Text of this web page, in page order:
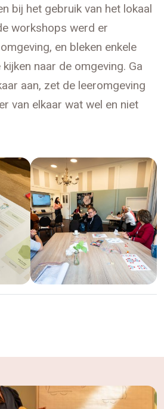
bij het gebruik van het lokaal
workshops werd er
en bleken enkele
naar de omgeving. Ga
aan, zet de leeromgeving
van elkaar wat wel en niet